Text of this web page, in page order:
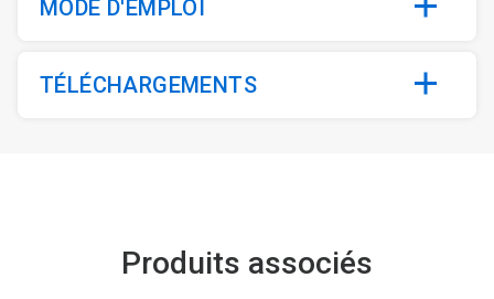
MODE D'EMPLOI
TÉLÉCHARGEMENTS
Produits associés